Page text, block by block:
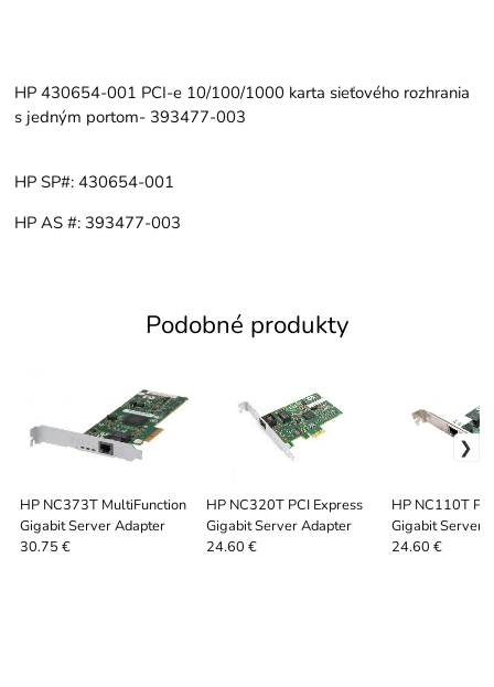
HP 430654-001 PCI-e 10/100/1000 karta sieťového rozhrania
s jedným portom- 393477-003
HP SP#: 430654-001
HP AS #: 393477-003
Podobné produkty
HP NC373T MultiFunction
Gigabit Server Adapter
30.75 €
HP NC320T PCI Express
Gigabit Server Adapter
24.60 €
HP NC110T
Gigabit Server
24.60 €